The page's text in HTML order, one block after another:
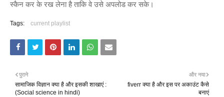
स्कैन कर के रख लेना है ताकि वे उसे अपलोड कर सके।
Tags: current playlist
और नया
fiverr क्या है और इस पर अकाउंट कैसे
बनाएं
पुराने
सामाजिक विज्ञान क्या है और इसकी शाखाएं :
(Social science in hindi)